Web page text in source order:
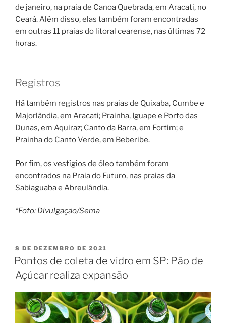
de janeiro, na praia de Canoa Quebrada, em Aracati, no
Ceará. Além disso, elas também foram encontradas
em outras 11 praias do litoral cearense, nas últimas 72
horas.
Registros
Há também registros nas praias de Quixaba, Cumbe e
Majorlândia, em Aracati; Prainha, Iguape e Porto das
Dunas, em Aquiraz; Canto da Barra, em Fortim; e
Prainha do Canto Verde, em Beberibe.
Por fim, os vestígios de óleo também foram
encontrados na Praia do Futuro, nas praias da
Sabiaguaba e Abreulândia.
*Foto: Divulgação/Sema
PUBLICADO
EM
8 DE DEZEMBRO DE 2021
Pontos de coleta de vidro em SP: Pão de
Açúcar realiza expansão